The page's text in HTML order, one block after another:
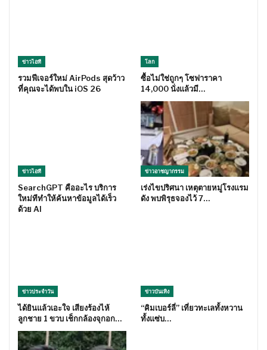
ข่าวไอที
รวมฟีเจอร์ใหม่ AirPods สุดว้าว
ที่คุณจะได้พบใน iOS 26
โลก
ซื้อไม่ใช่ถูกๆ โซฟาราคา
14,000 นั่งแล้วมี…
ข่าวไอที
SearchGPT คืออะไร บริการ
ใหม่ทีทำให้ค้นหาข้อมูลได้เร็ว
ด้วย AI
ข่าวอาชญากรรม
เร่งไขปริศนา เหตุตายหมู่โรงแรม
ดัง พบพิรุธจองไว้ 7…
ข่าวประจำวัน
ได้ยินแล้วเอะใจ เสียงร้องไห้
ลูกชาย 1 ขวบ เช็กกล้องจุกอก…
ข่าวบันเทิง
“คิมเบอร์ลี่” เที่ยวทะเลทั้งหวาน
ทั้งแซ่บ…